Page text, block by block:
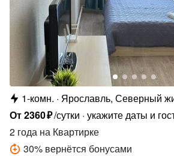
1-комн.
Ярославль, Северный
Елены Колесовой, 26Б
От2360₽/сутки укажите даты и
2 года на Квартирке
30% вернётся бонусами